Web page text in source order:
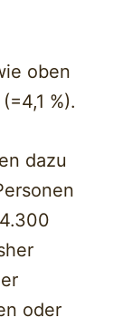
oben
%).
dazu
oder